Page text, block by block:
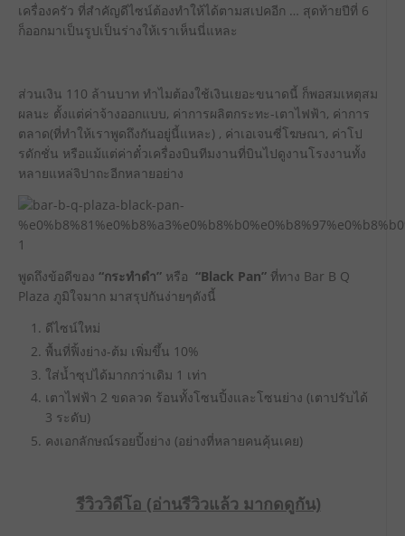
เครื่องครัว ที่สำคัญดีไซน์ต้องทำให้ได้ตามสเปคอีก … สุดท้ายปีที่ 6
ก็ออกมาเป็นรูปเป็นร่างให้เราเห็นนี่แหละ
ส่วนเงิน 110 ล้านบาท ทำไมต้องใช้เงินเยอะขนาดนี้ ก็พอสมเหตุสม
ผลนะ ตั้งแต่ค่าจ้างออกแบบ, ค่าการผลิตกระทะ-เตาไฟฟ้า, ค่าการ
ตลาด(ที่ทำให้เราพูดถึงกันอยู่นี้แหละ) , ค่าเอเจนซี่โฆษณา, ค่าโป
รดักชั่น หรือแม้แต่ค่าตั๋วเครื่องบินทีมงานที่บินไปดูงานโรงงานทั้ง
หลายแหล่จิปาถะอีกหลายอย่าง
พูดถึงข้อดีของ “กระทำดำ” หรือ “Black Pan” ที่ทาง Bar B Q
Plaza ภูมิใจมาก มาสรุปกันง่ายๆดังนี้
ดีไซน์ใหม่
พื้นที่ฟิ้งย่าง-ต้ม เพิ่มขึ้น 10%
ใส่น้ำซุปได้มากกว่าเดิม 1 เท่า
เตาไฟฟ้า 2 ขดลวด ร้อนทั้งโซนปิ้งและโซนย่าง (เตาปรับได้
3 ระดับ)
คงเอกลักษณ์รอยปิ้งย่าง (อย่างที่หลายคนคุ้นเคย)
รีวิววิดีโอ (อ่านรีวิวแล้ว มากดดูกัน)